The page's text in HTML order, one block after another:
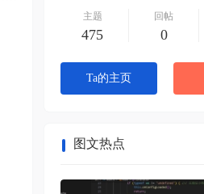
主题
475
回帖
0
Ta的主页
图文热点